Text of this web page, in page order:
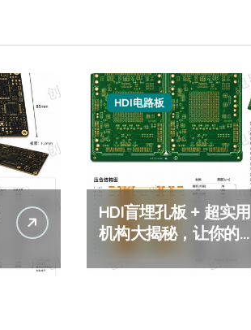
HDI电路板
HDI盲埋孔板 + 超实用
机构大揭秘，让你的选
择不再纠结 + 好用的
HDI盲埋孔板推荐